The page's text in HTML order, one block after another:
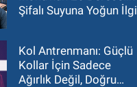
Şifalı Suyuna Yoğun İlgi
Kol Antrenmanı: Güçlü
Kollar İçin Sadece
Ağırlık Değil, Doğru